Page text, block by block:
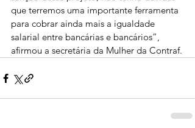
que terremos uma importante ferramenta
para cobrar ainda mais a igualdade
salarial entre bancárias e bancários”,
afirmou a secretária da Mulher da Contraf.